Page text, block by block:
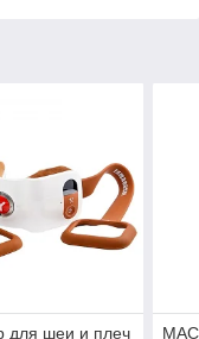
для шеи и плеч